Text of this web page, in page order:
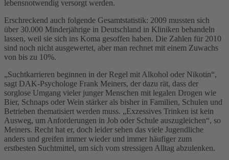
lebensnotwendig versorgt werden.
Erschreckend auch folgende Gesamtstatistik: 2009 mussten sich
über 30.000 Minderjährige in Deutschland in Kliniken behandeln
lassen, weil sie sich ins Koma gesoffen haben. Die Zahlen für 2010
sind noch nicht ausgewertet, aber man rechnet mit einem Zuwachs
von bis zu 10%.
„Suchtkarrieren beginnen in der Regel mit Alkohol oder Nikotin“,
sagt DAK-Psychologe Frank Meiners, der dazu rät, dass der
sorglose Umgang vieler junger Menschen mit legalen Drogen wie
Bier, Schnaps oder Wein stärker als bisher in Familien, Schulen und
Betrieben thematisiert werden muss. „Exzessives Trinken ist kein
Ausweg, um Anforderungen in Job oder Schule auszugleichen“, so
Meiners. Recht hat er, doch leider sehen das viele Jugendliche
anders und greifen immer wieder und immer häufiger zum
erstbesten Suchtmittel, um sich vom stressigen Alltag abzulenken.